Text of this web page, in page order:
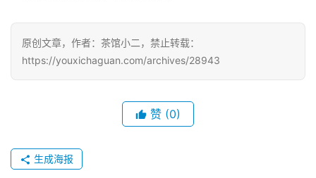
戏
单
机
休
闲
原创文章，作者：茶馆小二，禁止转载：
https://youxichaguan.com/archives/28943
赞 (0)
生成海报